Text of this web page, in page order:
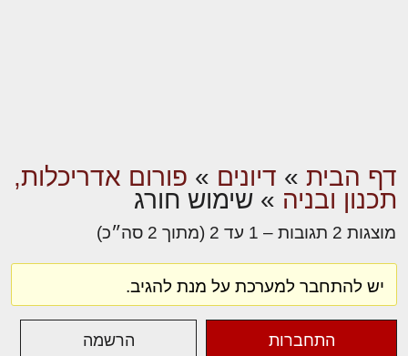
דף הבית » דיונים » פורום אדריכלות,
תכנון ובניה » שימוש חורג
מוצגות 2 תגובות – 1 עד 2 (מתוך 2 סה״כ)
יש להתחבר למערכת על מנת להגיב.
התחברות הרשמה